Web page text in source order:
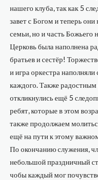
нашего клуба, так как 5
завет с Богом и теперь
семьи, но и часть Божьего
Церковь была наполнена
братьев и сестёр!
и игра оркестра
каждого. Также
откликнулись ещё 5
ребят, которые в этом
также продолжаем
ещё на пути к этому
По окончанию служения,
небольшой праздничный
чобы каждый мог